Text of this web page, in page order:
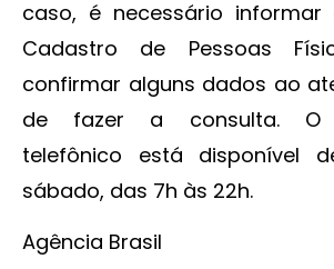
caso, é necessário
Cadastro de Pessoas
confirmar alguns dados ao
de fazer a consulta. O
telefônico está disponível
sábado, das 7h às 22h.
Agência Brasil